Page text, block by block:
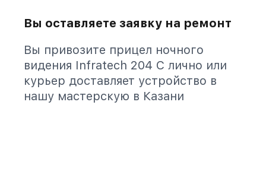
Вы оставляете заявку на ремонт
Вы привозите прицел ночного
видения Infratech 204 С лично или
курьер доставляет устройство в
нашу мастерскую в Казани